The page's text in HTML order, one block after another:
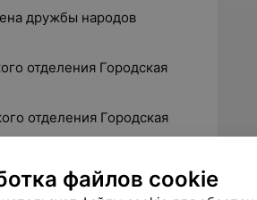
дружбы народов
отделения Городская
отделения Городская
операционного блока
областная клиническая
файлов cookie